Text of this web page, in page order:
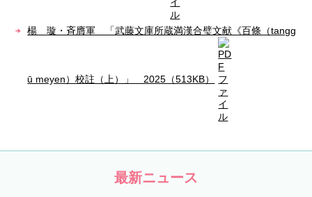
楊 璇・斉膺軍 「武藤文庫所蔵満漢合璧文献《百條（tangg
ū meyen）校註（上）」 2025（513KB）
最新ニュース